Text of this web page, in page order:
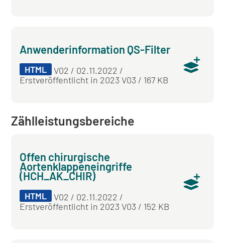
Anwenderinformation QS-Filter
HTML
V02 / 02.11.2022 /
Erstveröffentlicht in 2023 V03 / 167 KB
Zählleistungsbereiche
Offen chirurgische
Aortenklappeneingriffe
(HCH_AK_CHIR)
HTML
V02 / 02.11.2022 /
Erstveröffentlicht in 2023 V03 / 152 KB